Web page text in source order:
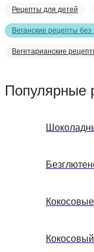
Рецепты для детей
Веганские рецепты
Вегетарианские
Популярные